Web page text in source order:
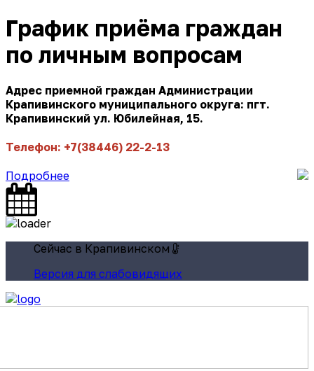
График приёма граждан
по личным вопросам
Адрес приемной граждан Администрации
Крапивинского муниципального округа: пгт.
Крапивинский ул. Юбилейная, 15.
Телефон: +7(38446) 22-2-13
Подробнее
Сейчас в Крапивинском
Версия для слабовидящих